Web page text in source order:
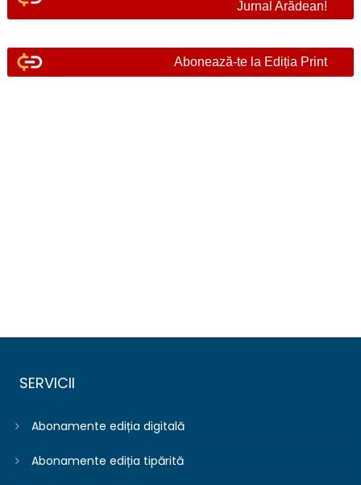
Jurnal Arădean!
Abonează-te la Ediția Print
SERVICII
Abonamente ediția digitală
Abonamente ediția tipărită